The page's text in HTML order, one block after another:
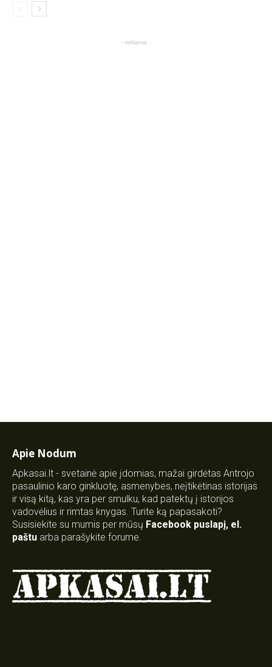
- reklama -
Apie Nodum
Apkasai.lt - svetainė apie įdomias, mažai girdėtas Antrojo
pasaulinio karo ginkluotę, asmenybes, neįtikėtinas istorijas
ir visą kitą, kas yra per smulku, kad patektų į istorijos
vadovėlius ir rimtas knygas. Turite ką papasakoti?
Susisiekite su mumis per mūsų Facebook puslapį, el.
paštu arba parašykite forume.